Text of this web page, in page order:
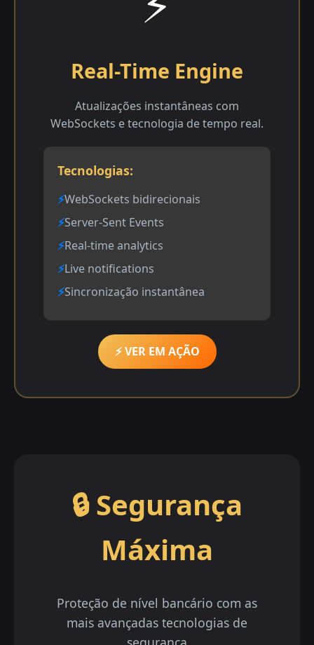
Real-Time Engine
Atualizações instantâneas com
WebSockets e tecnologia de tempo real.
Tecnologias:
WebSockets bidirecionais
Server-Sent Events
Real-time analytics
Live notifications
Sincronização instantânea
⚡ VER EM AÇÃO
🔒 Segurança
Máxima
Proteção de nível bancário com as
mais avançadas tecnologias de